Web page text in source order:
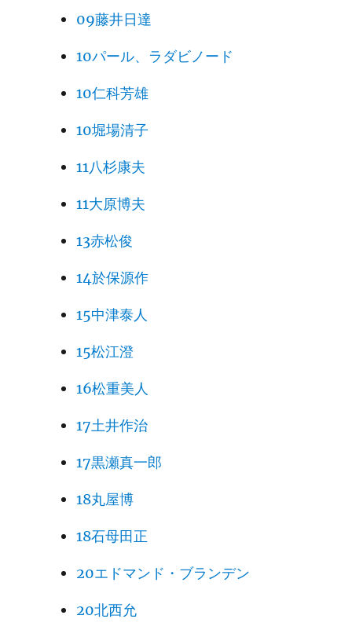
09藤井日達
10パール、ラダビノード
10仁科芳雄
10堀場清子
11八杉康夫
11大原博夫
13赤松俊
14於保源作
15中津泰人
15松江澄
16松重美人
17土井作治
17黒瀬真一郎
18丸屋博
18石母田正
20エドマンド・ブランデン
20北西允